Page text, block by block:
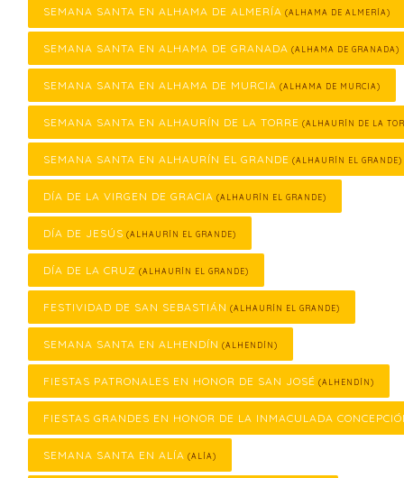
SEMANA SANTA EN ALHAMA DE ALMERÍA (ALHAMA DE ALMERÍA)
SEMANA SANTA EN ALHAMA DE GRANADA (ALHAMA DE GRANADA)
SEMANA SANTA EN ALHAMA DE MURCIA (ALHAMA DE MURCIA)
SEMANA SANTA EN ALHAURÍN DE LA TORRE (ALHAURÍN DE LA
SEMANA SANTA EN ALHAURÍN EL GRANDE (ALHAURÍN EL GRANDE)
DÍA DE LA VIRGEN DE GRACIA (ALHAURÍN EL GRANDE)
DÍA DE JESÚS (ALHAURÍN EL GRANDE)
DÍA DE LA CRUZ (ALHAURÍN EL GRANDE)
FESTIVIDAD DE SAN SEBASTIÁN (ALHAURÍN EL GRANDE)
SEMANA SANTA EN ALHENDÍN (ALHENDÍN)
FIESTAS PATRONALES EN HONOR DE SAN JOSÉ (ALHENDÍN)
FIESTAS GRANDES EN HONOR DE LA INMACULADA
SEMANA SANTA EN ALÍA (ALÍA)